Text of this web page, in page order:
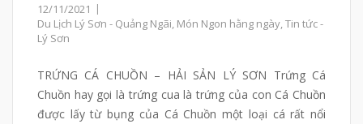
12/11/2021
Du Lịch Lý Sơn - Quảng Ngãi, Món Ngon hằng ngày,Tin tức -
Lý Sơn
TRỨNG CÁ CHUỒN – HẢI SẢN LÝ SƠN Trứng Cá
Chuồn hay gọi là trứng cua là trứng của con Cá Chuồn
được lấy từ bụng của Cá Chuồn một loại cá rất nổi